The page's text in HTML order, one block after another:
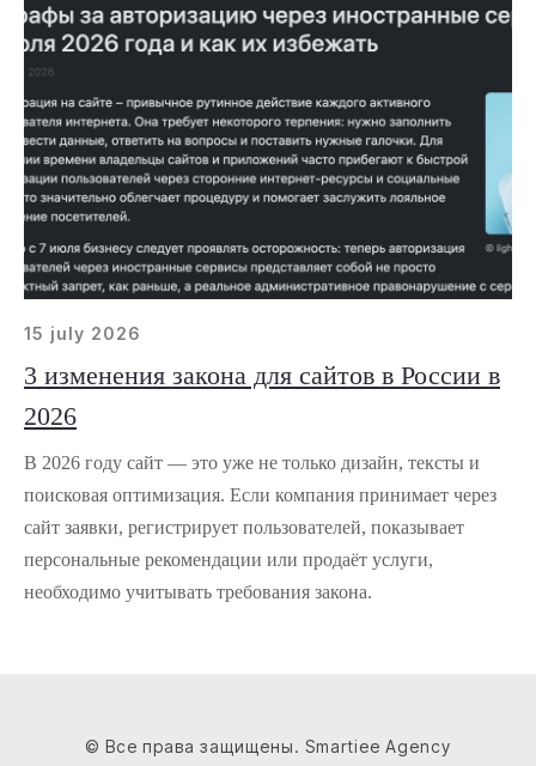
15 july 2026
3 изменения закона для сайтов в России в
2026
В 2026 году сайт — это уже не только дизайн, тексты и
поисковая оптимизация. Если компания принимает через
сайт заявки, регистрирует пользователей, показывает
персональные рекомендации или продаёт услуги,
необходимо учитывать требования закона.
© Все права защищены. Smartiee Agency